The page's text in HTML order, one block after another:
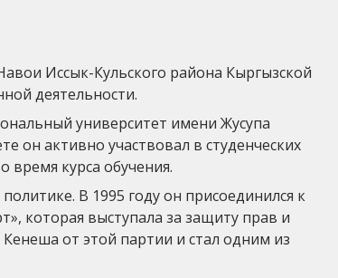
Иссык-Кульского района Кыргызской
деятельности.
университет имени Жусупа
он активно участвовал в студенческих
курса обучения.
В 1995 году он присоединился к
которая выступала за защиту прав и
от этой партии и стал одним из